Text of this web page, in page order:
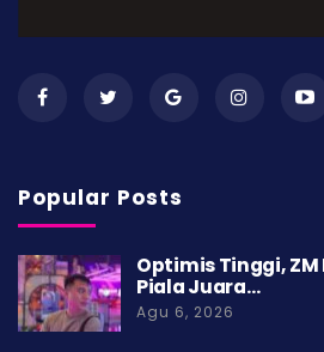
Popular Posts
Optimis Tinggi, ZM
Piala Juara…
Agu 6, 2026